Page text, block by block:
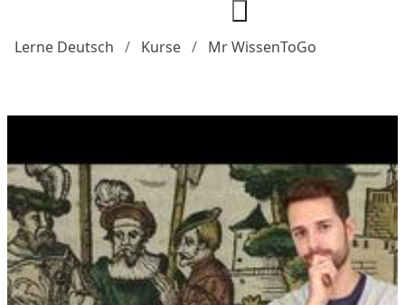
Lerne Deutsch Kurse Mr WissenToGo